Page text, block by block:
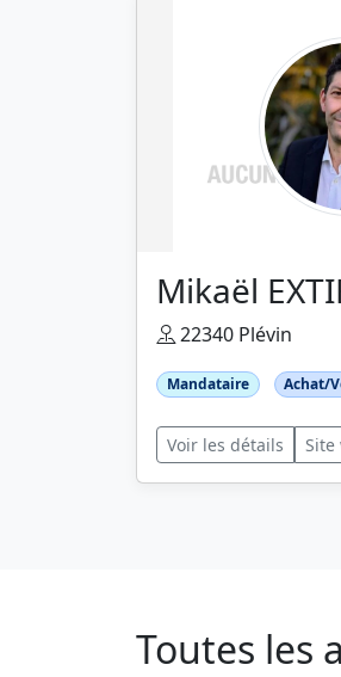
Mikaël
22340 Plévin
Mandataire Achat/
Voir les détails Site
Toutes les